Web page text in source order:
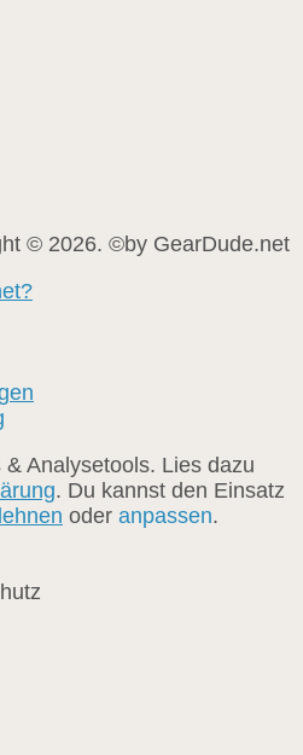
© 2026. ©by GearDude.net
Analysetools. Lies dazu
. Du kannst den Einsatz
oder anpassen.